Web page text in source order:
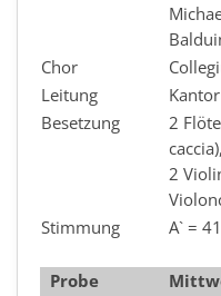
Chor
Leitung
Besetzung
2
2
Stimmung
A` =
Probe